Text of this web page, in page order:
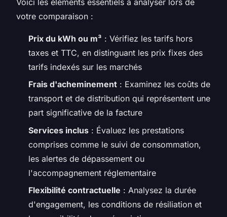
votre comparaison :
Prix du kWh ou m³ : Vérifiez les tarifs hors
taxes et TTC, en distinguant les prix fixes des
tarifs indexés sur les marchés
Frais d'acheminement : Examinez les coûts de
transport et de distribution qui représentent une
part significative de la facture
Services inclus : Évaluez les prestations
comprises comme le suivi de consommation,
les alertes de dépassement ou
l'accompagnement réglementaire
Flexibilité contractuelle : Analysez la durée
d'engagement, les conditions de résiliation et